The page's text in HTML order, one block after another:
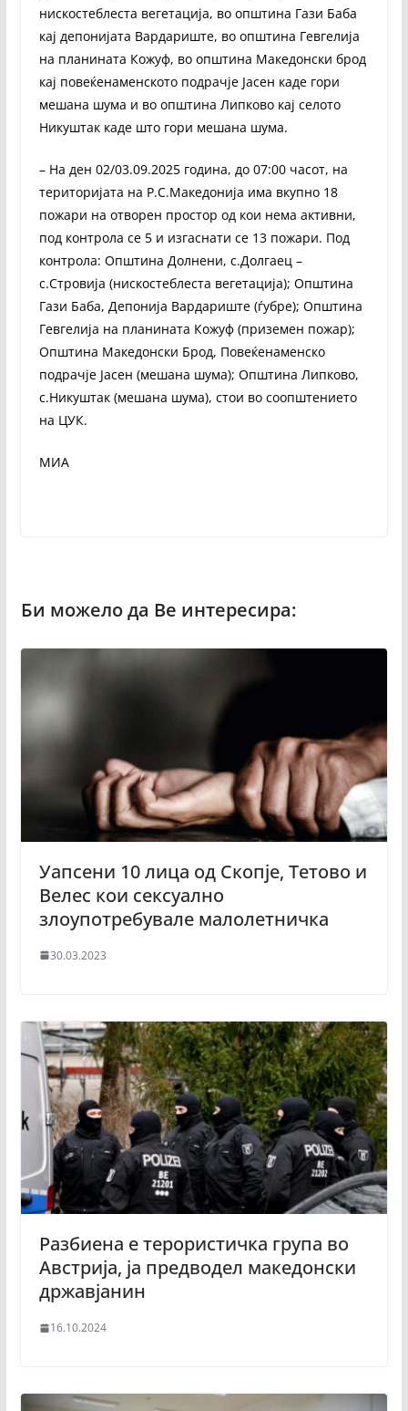
нискостеблеста вегетација, во општина Гази Баба
кај депонијата Вардариште, во општина Гевгелија
на планината Кожуф, во општина Македонски брод
кај повеќенаменското подрачје Јасен каде гори
мешана шума и во општина Липково кај селото
Никуштак каде што гори мешана шума.
– На ден 02/03.09.2025 година, до 07:00 часот, на
територијата на Р.С.Македонија има вкупно 18
пожари на отворен простор од кои нема активни,
под контрола се 5 и изгаснати се 13 пожари. Под
контрола: Општина Долнени, с.Долгаец –
с.Стровија (нискостеблеста вегетација); Општина
Гази Баба, Депонија Вардариште (ѓубре); Општина
Гевгелија на планината Кожуф (приземен пожар);
Општина Македонски Брод, Повеќенаменско
подрачје Јасен (мешана шума); Општина Липково,
с.Никуштак (мешана шума), стои во соопштението
на ЦУК.
МИА
Уапсени 10 лица од Скопје, Тетово и
Велес кои сексуално
злоупотребувале малолетничка
30.03.2023
Разбиена е терористичка група во
Австрија, ја предводел македонски
државјанин
16.10.2024